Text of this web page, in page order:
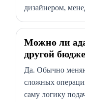
дизайнером,
Можно ли
другой
Да. Обычно
сложных
саму логику